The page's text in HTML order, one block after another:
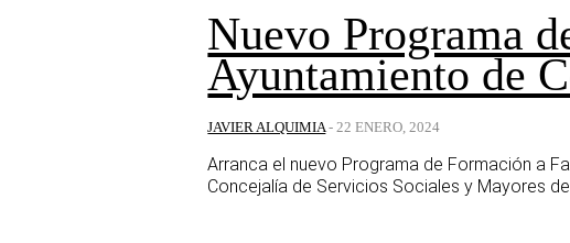
Nuevo Programa
Ayuntamiento de
JAVIER ALQUIMIA - 22 ENERO, 2024
Arranca el nuevo Programa de Formación a
Concejalía de Servicios Sociales y Mayores